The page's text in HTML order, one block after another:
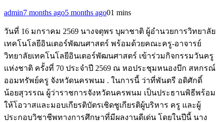
admin7 months ago5 months ago01 mins
วันที่ 16 มกราคม 2569 นางจตุพร บุผาชาติ ผู้อำนวยการวิทยาลัย
เทคโนโลยีอินเตอร์พัฒนศาสตร์ พร้อมด้วยคณะครู-อาจารย์
วิทยาลัยเทคโนโลยีอินเตอร์พัฒนศาสตร์ เข้าร่วมกิจกรรมวันครู
แห่งชาติ ครั้งที่ 70 ประจำปี 2569 ณ หอประชุมหนองบึก สหกรณ์
ออมทรัพย์ครู จังหวัดนครพนม . ในการนี้ ว่าที่พันตรี อดิศักดิ์
น้อยสุวรรณ ผู้ว่าราชการจังหวัดนครพนม เป็นประธานพิธีพร้อม
ให้โอวาสและมอบเกียรติบัตรเชิดชูเกียรติผู้บริหาร ครู และผู้
ประกอบวิชาชีพทางการศึกษาที่มีผลงานดีเด่น โดยในปีนี้ นาง